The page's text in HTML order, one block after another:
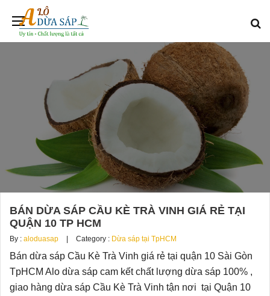
BÁN DỪA SÁP CẦU KÈ TRÀ VINH GIÁ RẺ TẠI
QUẬN 10 TP HCM
By : aloduasap Category : Dừa sáp tại TpHCM
Bán dừa sáp Cầu Kè Trà Vinh giá rẻ tại quận 10 Sài Gòn
TpHCM Alo dừa sáp cam kết chất lượng dừa sáp 100% ,
giao hàng dừa sáp Cầu Kè Trà Vinh tận nơi tại Quận 10